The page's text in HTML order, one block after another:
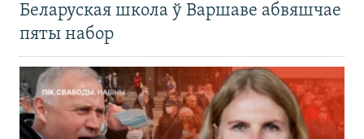
Беларуская школа ў Варшаве абвяшчае
пяты набор